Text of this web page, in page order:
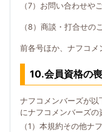
（7）お問い合わせや
（8）商談・打合せの
前各号ほか、ナフコメ
10.会員資格の
ナフコメンバーズが以
にナフコメンバーズの
（1）本規約その他ナ